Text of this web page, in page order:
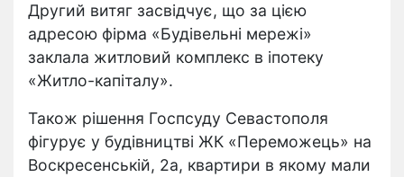
Другий витяг засвідчує, що за цією
адресою фірма «Будівельні мережі»
заклала житловий комплекс в іпотеку
«Житло-капіталу».
Також рішення Госпсуду Севастополя
фігурує у будівництві ЖК «Переможець» на
Воскресенській, 2а, квартири в якому мали